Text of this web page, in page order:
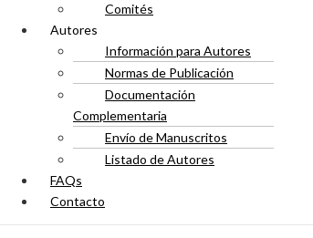
Comités
Autores
Información para Autores
Normas de Publicación
Documentación
Complementaria
Envío de Manuscritos
Listado de Autores
FAQs
Contacto